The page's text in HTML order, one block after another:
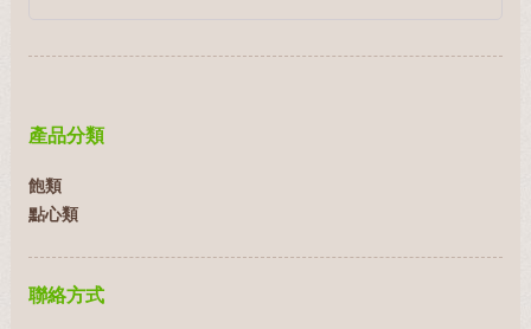
產品分類
飽類
點心類
聯絡方式